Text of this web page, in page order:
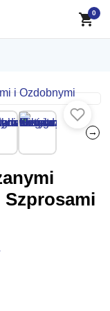
→
0